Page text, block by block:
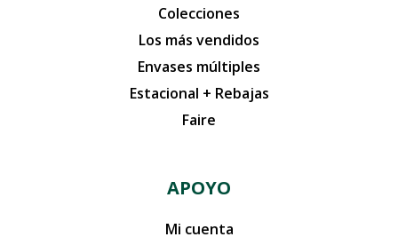
Colecciones
Los más vendidos
Envases múltiples
Estacional + Rebajas
Faire
APOYO
Mi cuenta